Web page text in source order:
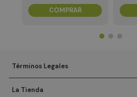
COMPRAR
Términos Legales
La Tienda